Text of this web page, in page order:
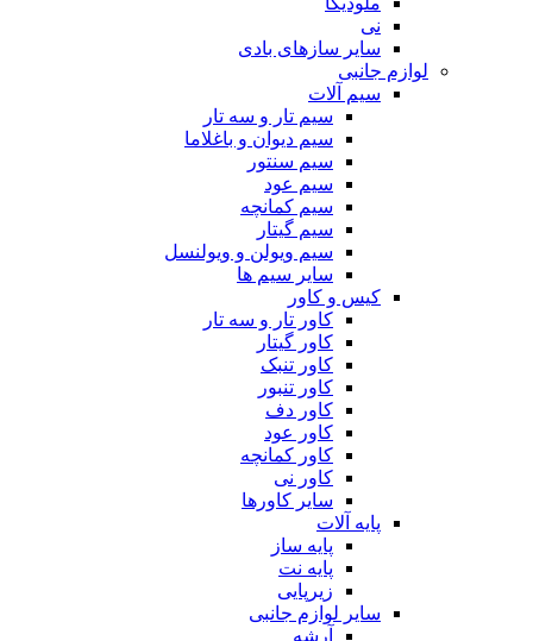
نی
سایر سازهای بادی
لوازم جانبی
سیم آلات
سیم تار و سه تار
سیم دیوان و باغلاما
سیم سنتور
سیم عود
سیم کمانچه
سیم گیتار
سیم ویولن و ویولنسل
سایر سیم ها
کیس و کاور
کاور تار و سه تار
کاور گیتار
کاور تنبک
کاور تنبور
کاور دف
کاور عود
کاور کمانچه
کاور نی
سایر کاورها
پایه آلات
پایه ساز
پایه نت
زیرپایی
سایر لوازم جانبی
آرشه